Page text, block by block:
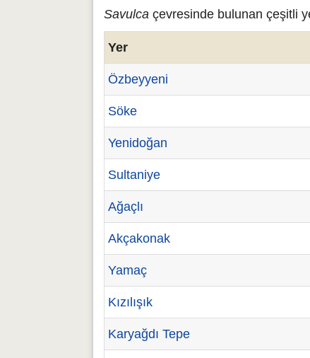
Savulca çevresinde bulunan çeşitli
Yer
Özbeyyeni
Söke
Yenidoğan
Sultaniye
Ağaçlı
Akçakonak
Yamaç
Kızılışık
Karyağdı Tepe